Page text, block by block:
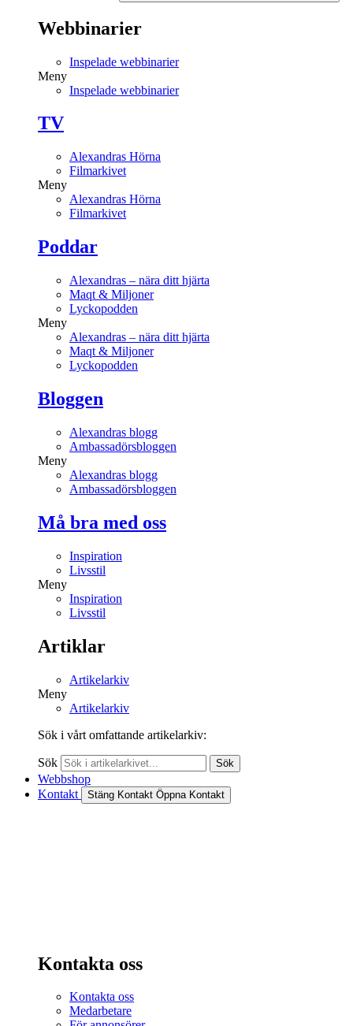
Webbinarier
Inspelade webbinarier
Meny
Inspelade webbinarier
TV
Alexandras Hörna
Filmarkivet
Meny
Alexandras Hörna
Filmarkivet
Poddar
Alexandras – nära ditt hjärta
Maqt & Miljoner
Lyckopodden
Meny
Alexandras – nära ditt hjärta
Maqt & Miljoner
Lyckopodden
Bloggen
Alexandras blogg
Ambassadörsbloggen
Meny
Alexandras blogg
Ambassadörsbloggen
Må bra med oss
Inspiration
Livsstil
Meny
Inspiration
Livsstil
Artiklar
Artikelarkiv
Meny
Artikelarkiv
Sök i vårt omfattande artikelarkiv:
Sök Sök
Webbshop
Kontakt
Stäng Kontakt Öppna Kontakt
Kontakta oss
Kontakta oss
Medarbetare